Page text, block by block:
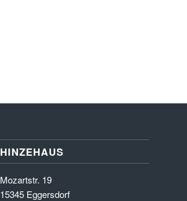
HINZEHAUS
Mozartstr. 19
15345 Eggersdorf